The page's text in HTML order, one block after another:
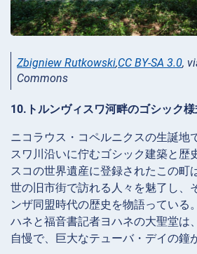
Zbigniew Rutkowski,CC BY-SA 3.0,
Commons
10.トルンヴィスワ河畔のゴシック
ニコラウス・コペルニクスの生誕地
スワ川沿いに佇むゴシック建築と歴
スコの世界遺産に登録されたこの町
世の旧市街で訪れる人々を魅了し、
ンザ同盟時代の歴史を物語っている
ハネと福音書記者ヨハネの大聖堂は
自慢で、巨大なテューバ・デイの鐘